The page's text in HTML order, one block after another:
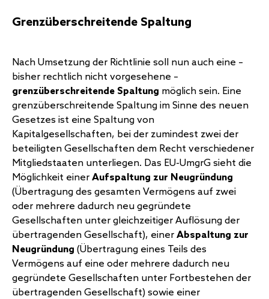
Grenzüberschreitende Spaltung
Nach Umsetzung der Richtlinie soll nun auch eine –
bisher rechtlich nicht vorgesehene –
grenzüberschreitende Spaltung möglich sein. Eine
grenzüberschreitende Spaltung im Sinne des neuen
Gesetzes ist eine Spaltung von
Kapitalgesellschaften, bei der zumindest zwei der
beteiligten Gesellschaften dem Recht verschiedener
Mitgliedstaaten unterliegen. Das EU-UmgrG sieht die
Möglichkeit einer Aufspaltung zur Neugründung
(Übertragung des gesamten Vermögens auf zwei
oder mehrere dadurch neu gegründete
Gesellschaften unter gleichzeitiger Auflösung der
übertragenden Gesellschaft), einer Abspaltung zur
Neugründung (Übertragung eines Teils des
Vermögens auf eine oder mehrere dadurch neu
gegründete Gesellschaften unter Fortbestehen der
übertragenden Gesellschaft) sowie einer